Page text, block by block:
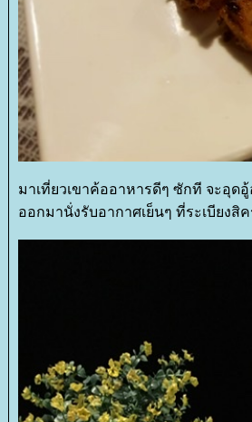
มาเที่ยวเขาค้ออาหารดีๆ ซักที จะอุดอู้
ออกมานั่งรับอากาศเย็นๆ ที่ระเบียงสิ